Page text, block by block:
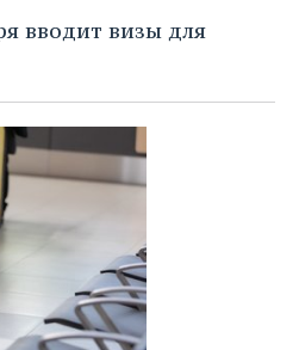
вводит визы для